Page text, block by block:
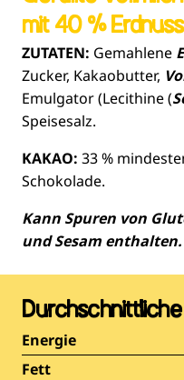
mit 40 %
ZUTATEN: Gemahlene
Zucker, Kakaobutter,
Emulgator (Lecithine (
Speisesalz.
KAKAO: 33 %
Schokolade.
Kann Spuren von
und Sesam enthalten.
Energie
Fett